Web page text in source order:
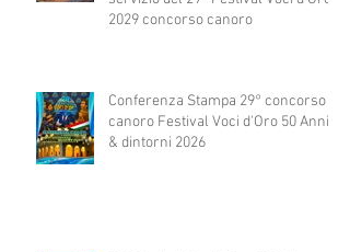
2029 concorso canoro
Conferenza Stampa 29° concorso
canoro Festival Voci d'Oro 50 Anni
& dintorni 2026